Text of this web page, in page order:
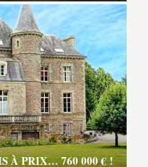
À PRIX… 760 000 € !